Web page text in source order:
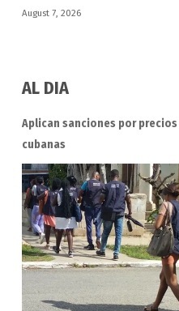
August 7, 2026
AL DIA
Aplican sanciones por
cubanas